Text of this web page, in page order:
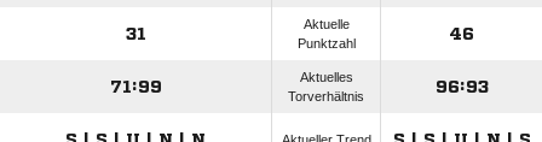
31
Aktuelle
Punktzahl
46
71:99
Aktuelles
Torverhältnis
96:93